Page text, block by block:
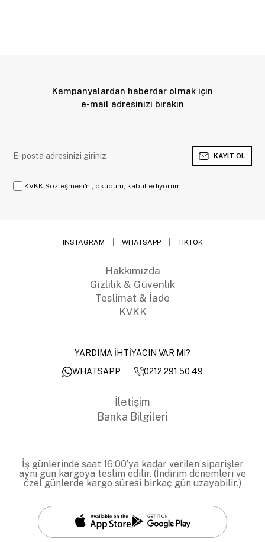
Kampanyalardan haberdar olmak için
e-mail adresinizi bırakın
KAYIT OL
KVKK Sözleşmesi'ni, okudum, kabul ediyorum.
INSTAGRAM WHATSAPP TIKTOK
Hakkımızda
Gizlilik & Güvenlik
Teslimat & İade
KVKK
YARDIMA İHTİYACIN VAR MI?
WHATSAPP
0212 291 50 49
İletişim
Banka Bilgileri
İş günlerinde saat 16:00’ya kadar verilen siparişler
aynı gün kargoya teslim edilir. (İndirim dönemleri ve
özel günlerde kargo süresi birkaç gün uzayabilir.)